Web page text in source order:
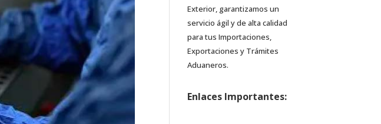
Exterior, garantizamos un
servicio ágil y de alta calidad
para tus Importaciones,
Exportaciones y Trámites
Aduaneros.
Enlaces Importantes: